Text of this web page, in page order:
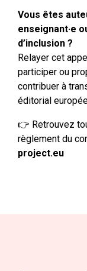
Vous êtes
enseignant·e
d’inclusion ?
Relayer cet
participer ou
contribuer à
éditorial
👉 Retrouvez
règlement du
project.eu